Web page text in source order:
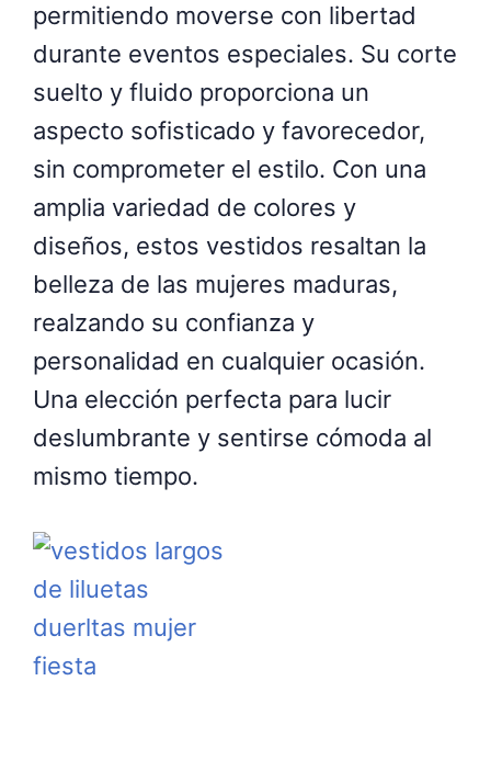
permitiendo moverse con libertad
durante eventos especiales. Su corte
suelto y fluido proporciona un
aspecto sofisticado y favorecedor,
sin comprometer el estilo. Con una
amplia variedad de colores y
diseños, estos vestidos resaltan la
belleza de las mujeres maduras,
realzando su confianza y
personalidad en cualquier ocasión.
Una elección perfecta para lucir
deslumbrante y sentirse cómoda al
mismo tiempo.